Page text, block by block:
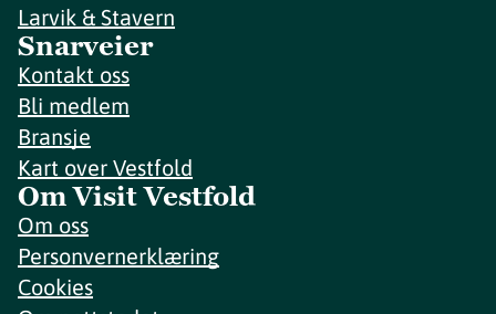
Larvik & Stavern
Snarveier
Kontakt oss
Bli medlem
Bransje
Kart over Vestfold
Om Visit Vestfold
Om oss
Personvernerklæring
Cookies